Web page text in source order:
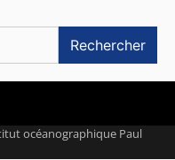
Rechercher
océanographique Paul